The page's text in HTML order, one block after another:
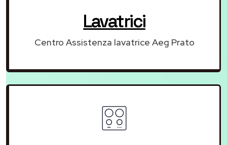
Lavatrici
Centro Assistenza lavatrice Aeg Prato